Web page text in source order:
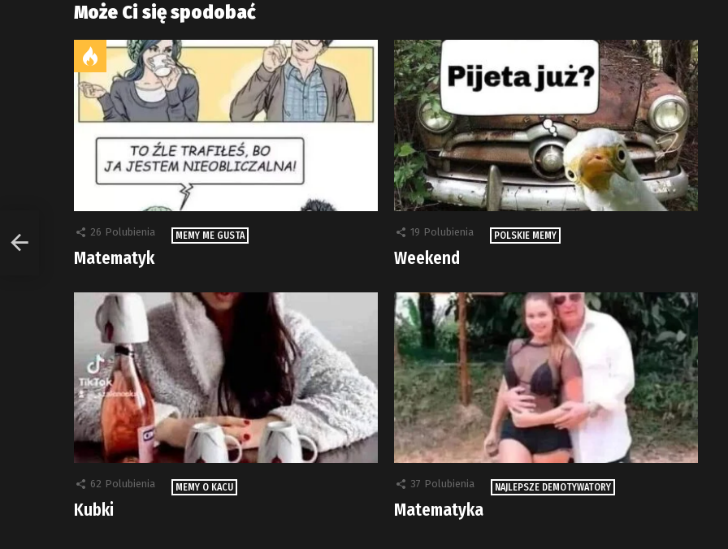
Może Ci się spodobać
26 Polubienia MEMY ME GUSTA
Matematyk
19 Polubienia POLSKIE MEMY
Weekend
62 Polubienia MEMY O KACU
Kubki
37 Polubienia NAJLEPSZE DEMOTYWATORY
Matematyka